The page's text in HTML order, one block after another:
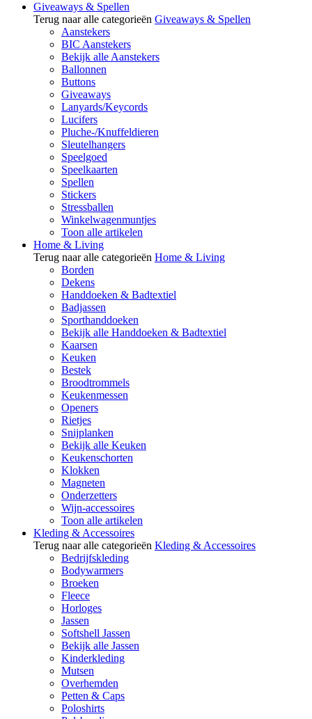
Giveaways & Spellen
Terug naar alle categorieën Giveaways & Spellen
Aanstekers
BIC Aanstekers
Bekijk alle Aanstekers
Ballonnen
Buttons
Giveaways
Lanyards/Keycords
Lucifers
Pluche-/Knuffeldieren
Sleutelhangers
Speelgoed
Speelkaarten
Spellen
Stickers
Stressballen
Winkelwagenmuntjes
Toon alle artikelen
Home & Living
Terug naar alle categorieën Home & Living
Borden
Dekens
Handdoeken & Badtextiel
Badjassen
Sporthanddoeken
Bekijk alle Handdoeken & Badtextiel
Kaarsen
Keuken
Bestek
Broodtrommels
Keukenmessen
Openers
Rietjes
Snijplanken
Bekijk alle Keuken
Keukenschorten
Klokken
Magneten
Onderzetters
Wijn-accessoires
Toon alle artikelen
Kleding & Accessoires
Terug naar alle categorieën Kleding & Accessoires
Bedrijfskleding
Bodywarmers
Broeken
Fleece
Horloges
Jassen
Softshell Jassen
Bekijk alle Jassen
Kinderkleding
Mutsen
Overhemden
Petten & Caps
Poloshirts